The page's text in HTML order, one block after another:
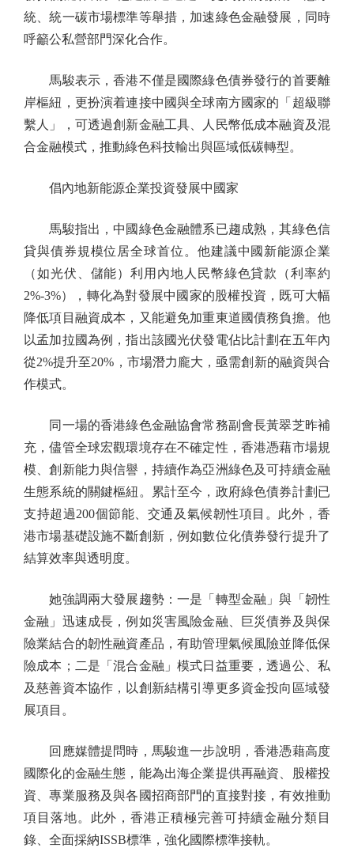
統、統一碳市場標準等舉措，加速綠色金融發展，同時
呼籲公私營部門深化合作。
馬駿表示，香港不僅是國際綠色債券發行的首要離
岸樞紐，更扮演着連接中國與全球南方國家的「超級聯
繫人」，可透過創新金融工具、人民幣低成本融資及混
合金融模式，推動綠色科技輸出與區域低碳轉型。
倡內地新能源企業投資發展中國家
馬駿指出，中國綠色金融體系已趨成熟，其綠色信
貸與債券規模位居全球首位。他建議中國新能源企業
（如光伏、儲能）利用內地人民幣綠色貸款（利率約
2%-3%），轉化為對發展中國家的股權投資，既可大幅
降低項目融資成本，又能避免加重東道國債務負擔。他
以孟加拉國為例，指出該國光伏發電佔比計劃在五年內
從2%提升至20%，市場潛力龐大，亟需創新的融資與合
作模式。
同一場的香港綠色金融協會常務副會長黃翠芝昨補
充，儘管全球宏觀環境存在不確定性，香港憑藉市場規
模、創新能力與信譽，持續作為亞洲綠色及可持續金融
生態系統的關鍵樞紐。累計至今，政府綠色債券計劃已
支持超過200個節能、交通及氣候韌性項目。此外，香
港市場基礎設施不斷創新，例如數位化債券發行提升了
結算效率與透明度。
她強調兩大發展趨勢：一是「轉型金融」與「韌性
金融」迅速成長，例如災害風險金融、巨災債券及與保
險業結合的韌性融資產品，有助管理氣候風險並降低保
險成本；二是「混合金融」模式日益重要，透過公、私
及慈善資本協作，以創新結構引導更多資金投向區域發
展項目。
回應媒體提問時，馬駿進一步說明，香港憑藉高度
國際化的金融生態，能為出海企業提供再融資、股權投
資、專業服務及與各國招商部門的直接對接，有效推動
項目落地。此外，香港正積極完善可持續金融分類目
錄、全面採納ISSB標準，強化國際標準接軌。